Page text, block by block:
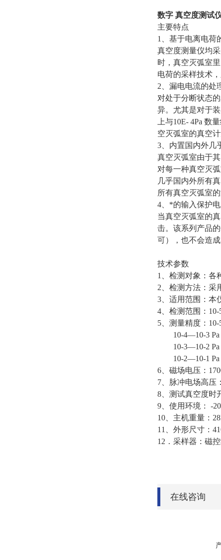
数字 真空度测试
主要特点
1、基于电离电荷
真空度测量仪均
时，真空灭弧室
电荷的采样技术
2、漏电电流的处
对处于分断状态
异。尤其是对于
上与10E- 4Pa
空灭弧室的真空
3、内置国内外几
真空灭弧室由于
对每一种真空灭
几乎国内外所有
所有真空灭弧室
4、*的输入保护
当真空灭弧室的
击。该系列产品
可），也不会造
技术参数
1、检测对象：各
2、检测方法：采
3、适用范围：本
4、检测范围：
5、测量精度：
10-4—10-3 Pa
10-3—10-2 Pa
10-2—10-1 Pa
6、磁场电压：
7、脉冲电场高压
8、测试真空度时
9、使用环境： -
10、主机重量：
11、外形尺寸：
12．采样器：磁
在线咨询